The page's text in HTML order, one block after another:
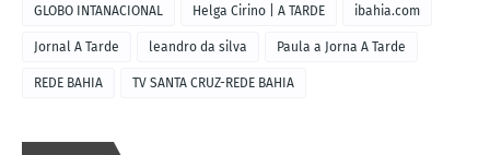
GLOBO INTANACIONAL Helga Cirino | A TARDE ibahia.com
Jornal A Tarde leandro da silva Paula a Jorna A Tarde
REDE BAHIA TV SANTA CRUZ-REDE BAHIA